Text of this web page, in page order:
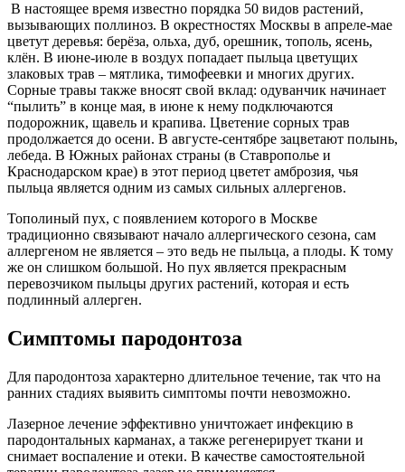
В настоящее время известно порядка 50 видов растений,
вызывающих поллиноз. В окрестностях Москвы в апреле-мае
цветут деревья: берёза, ольха, дуб, орешник, тополь, ясень,
клён. В июне-июле в воздух попадает пыльца цветущих
злаковых трав – мятлика, тимофеевки и многих других.
Сорные травы также вносят свой вклад: одуванчик начинает
“пылить” в конце мая, в июне к нему подключаются
подорожник, щавель и крапива. Цветение сорных трав
продолжается до осени. В августе-сентябре зацветают полынь,
лебеда. В Южных районах страны (в Ставрополье и
Краснодарском крае) в этот период цветет амброзия, чья
пыльца является одним из самых сильных аллергенов.
Тополиный пух, с появлением которого в Москве
традиционно связывают начало аллергического сезона, сам
аллергеном не является – это ведь не пыльца, а плоды. К тому
же он слишком большой. Но пух является прекрасным
перевозчиком пыльцы других растений, которая и есть
подлинный аллерген.
Симптомы пародонтоза
Для пародонтоза характерно длительное течение, так что на
ранних стадиях выявить симптомы почти невозможно.
Лазерное лечение эффективно уничтожает инфекцию в
пародонтальных карманах, а также регенерирует ткани и
снимает воспаление и отеки. В качестве самостоятельной